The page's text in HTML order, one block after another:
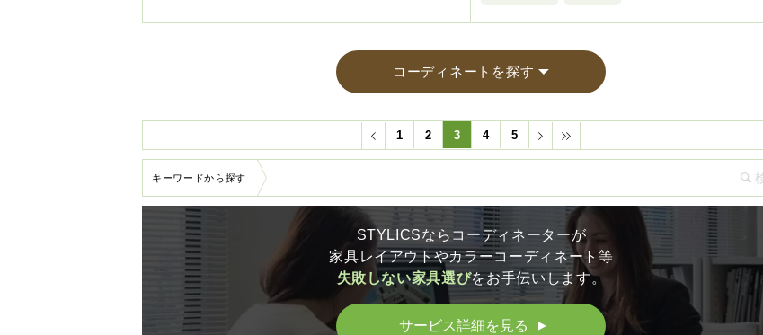
コーディネートを探す
1 2 3 4 5
キーワードから探す
STYLICSならコーディネーターが
家具レイアウトやカラーコーディネート等
失敗しない家具選びをお手伝いします。
サービス詳細を見る ▲